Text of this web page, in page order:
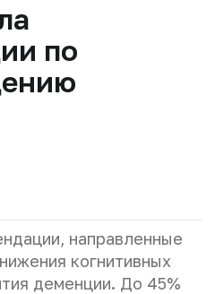
по
направленные
когнитивных
деменции. До 45%